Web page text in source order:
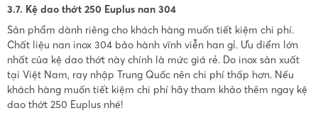
3.7. Kệ dao thớt 250 Euplus nan 304
Sản phẩm dành riêng cho khách hàng muốn tiết kiệm chi phí.
Chất liệu nan inox 304 bảo hành vĩnh viễn han gỉ. Ưu điểm lớn
nhất của kệ dao thớt này chính là mức giá rẻ. Do inox sản xuất
tại Việt Nam, ray nhập Trung Quốc nên chi phí thấp hơn. Nếu
khách hàng muốn tiết kiệm chi phí hãy tham khảo thêm ngay kệ
dao thớt 250 Euplus nhé!